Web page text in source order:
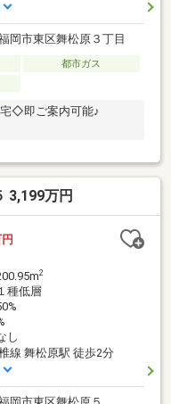
岡市東区舞松原３丁目
都市ガス
宅◇即ご案内可能♪
3,199万円
2
種低層
し
線 舞松原駅 徒歩2分